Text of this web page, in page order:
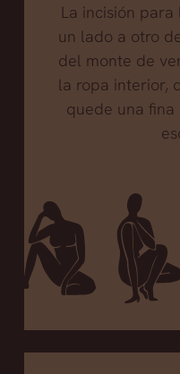
La incisión
un lado a otro
del monte de
la ropa interior,
quede una